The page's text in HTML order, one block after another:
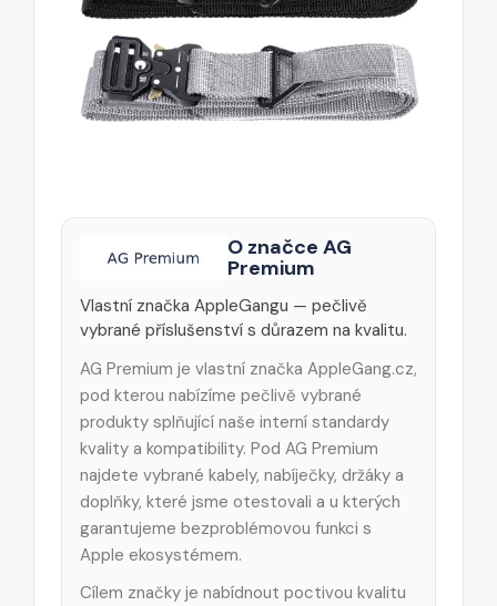
O značce AG
Premium
Vlastní značka AppleGangu — pečlivě
vybrané příslušenství s důrazem na kvalitu.
AG Premium je vlastní značka AppleGang.cz,
pod kterou nabízíme pečlivě vybrané
produkty splňující naše interní standardy
kvality a kompatibility. Pod AG Premium
najdete vybrané kabely, nabíječky, držáky a
doplňky, které jsme otestovali a u kterých
garantujeme bezproblémovou funkci s
Apple ekosystémem.
Cílem značky je nabídnout poctivou kvalitu